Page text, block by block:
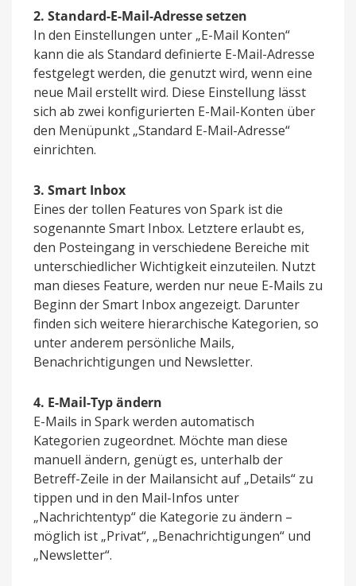
2. Standard-E-Mail-Adresse setzen
In den Einstellungen unter „E-Mail Konten“
kann die als Standard definierte E-Mail-Adresse
festgelegt werden, die genutzt wird, wenn eine
neue Mail erstellt wird. Diese Einstellung lässt
sich ab zwei konfigurierten E-Mail-Konten über
den Menüpunkt „Standard E-Mail-Adresse“
einrichten.
3. Smart Inbox
Eines der tollen Features von Spark ist die
sogenannte Smart Inbox. Letztere erlaubt es,
den Posteingang in verschiedene Bereiche mit
unterschiedlicher Wichtigkeit einzuteilen. Nutzt
man dieses Feature, werden nur neue E-Mails zu
Beginn der Smart Inbox angezeigt. Darunter
finden sich weitere hierarchische Kategorien, so
unter anderem persönliche Mails,
Benachrichtigungen und Newsletter.
4. E-Mail-Typ ändern
E-Mails in Spark werden automatisch
Kategorien zugeordnet. Möchte man diese
manuell ändern, genügt es, unterhalb der
Betreff-Zeile in der Mailansicht auf „Details“ zu
tippen und in den Mail-Infos unter
„Nachrichtentyp“ die Kategorie zu ändern –
möglich ist „Privat“, „Benachrichtigungen“ und
„Newsletter“.